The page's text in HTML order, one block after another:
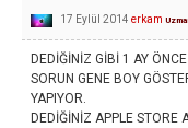
17 Eylül 2014 erkam
DEDİĞİNİZ GİBİ 1 AY
SORUN GENE BOY
YAPIYOR.
DEDİĞİNİZ APPLE STORE